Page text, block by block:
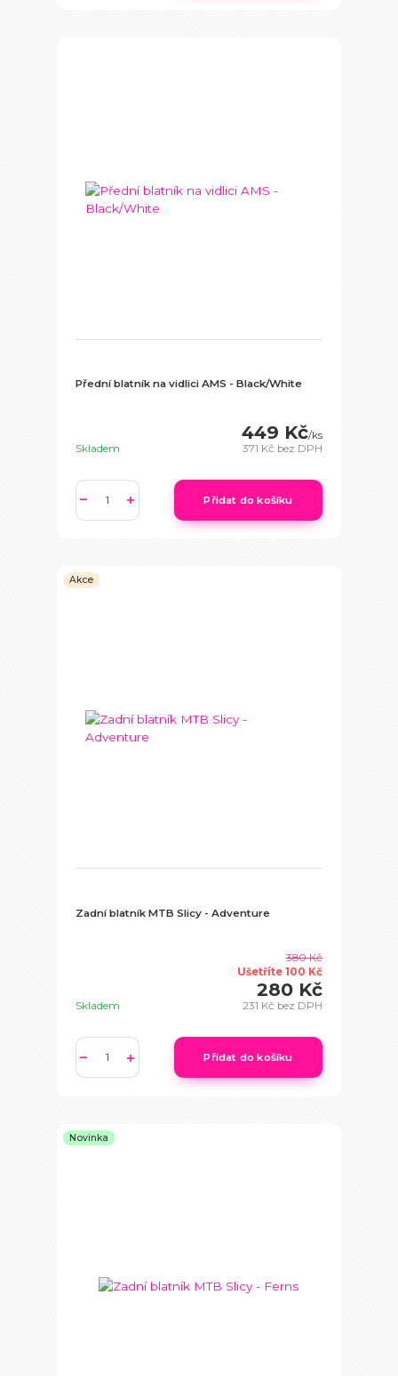
Přední blatník na vidlici AMS - Black/White
449 Kč/ks
371 Kč bez DPH
Skladem
Přidat do košíku
Akce
Zadní blatník MTB Slicy - Adventure
380 Kč
Ušetříte 100 Kč
280 Kč
231 Kč bez DPH
Skladem
Přidat do košíku
Novinka